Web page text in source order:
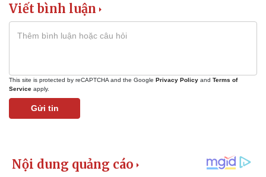
Viết bình luận
This site is protected by reCAPTCHA and the Google Privacy Policy and Terms of
Service apply.
Gửi tin